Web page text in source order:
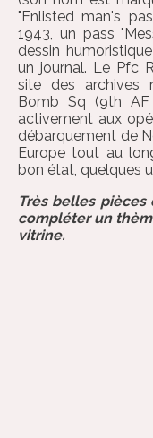
"Enlisted man's
1943, un pass
dessin
un journal. Le Pfc
site des archives
Bomb Sq (9th
activement aux
débarquement de
Europe tout au
bon état, quelques
Très belles
compléter un
vitrine.